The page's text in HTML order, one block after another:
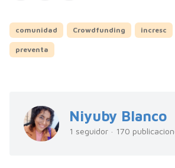
comunidad Crowdfunding incresc
preventa
Niyuby Blanco
1 seguidor · 170